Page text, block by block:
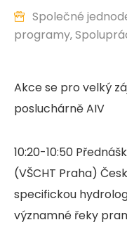
Společné
programy‚
Akce se pro velký
posluchárně AIV
10:20-10:50
(VŠCHT Praha)
specifickou
významné řeky